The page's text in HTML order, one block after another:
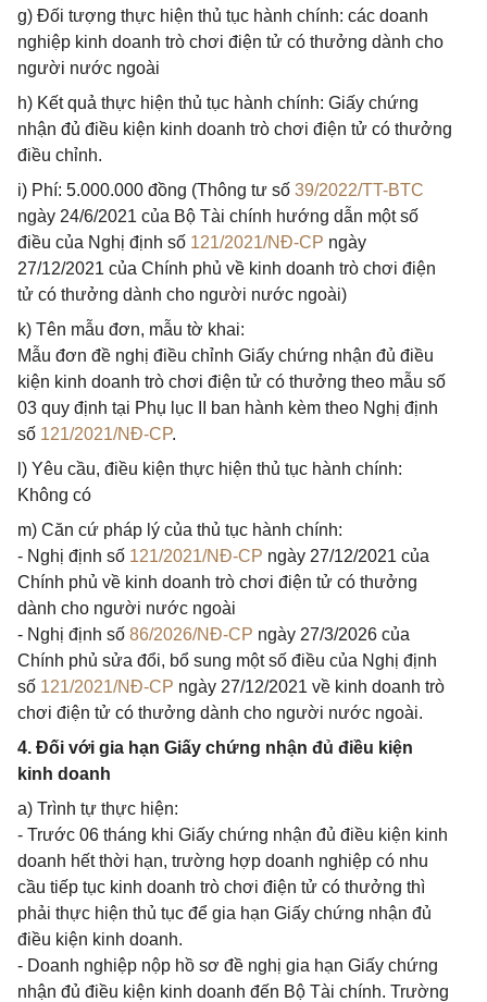
g) Đối tượng thực hiện thủ tục hành chính: các doanh
nghiệp kinh doanh trò chơi điện tử có thưởng dành cho
người nước ngoài
h) Kết quả thực hiện thủ tục hành chính: Giấy chứng
nhận đủ điều kiện kinh doanh trò chơi điện tử có thưởng
điều chỉnh.
i) Phí: 5.000.000 đồng (Thông tư số 39/2022/TT-BTC
ngày 24/6/2021 của Bộ Tài chính hướng dẫn một số
điều của Nghị định số 121/2021/NĐ-CP ngày
27/12/2021 của Chính phủ về kinh doanh trò chơi điện
tử có thưởng dành cho người nước ngoài)
k) Tên mẫu đơn, mẫu tờ khai:
Mẫu đơn đề nghị điều chỉnh Giấy chứng nhận đủ điều
kiện kinh doanh trò chơi điện tử có thưởng theo mẫu số
03 quy định tại Phụ lục II ban hành kèm theo Nghị định
số 121/2021/NĐ-CP.
l) Yêu cầu, điều kiện thực hiện thủ tục hành chính:
Không có
m) Căn cứ pháp lý của thủ tục hành chính:
- Nghị định số 121/2021/NĐ-CP ngày 27/12/2021 của
Chính phủ về kinh doanh trò chơi điện tử có thưởng
dành cho người nước ngoài
- Nghị định số 86/2026/NĐ-CP ngày 27/3/2026 của
Chính phủ sửa đổi, bổ sung một số điều của Nghị định
số 121/2021/NĐ-CP ngày 27/12/2021 về kinh doanh trò
chơi điện tử có thưởng dành cho người nước ngoài.
4. Đối với gia hạn Giấy chứng nhận đủ điều kiện
kinh doanh
a) Trình tự thực hiện:
- Trước 06 tháng khi Giấy chứng nhận đủ điều kiện kinh
doanh hết thời hạn, trường hợp doanh nghiệp có nhu
cầu tiếp tục kinh doanh trò chơi điện tử có thưởng thì
phải thực hiện thủ tục để gia hạn Giấy chứng nhận đủ
điều kiện kinh doanh.
- Doanh nghiệp nộp hồ sơ đề nghị gia hạn Giấy chứng
nhận đủ điều kiện kinh doanh đến Bộ Tài chính. Trường